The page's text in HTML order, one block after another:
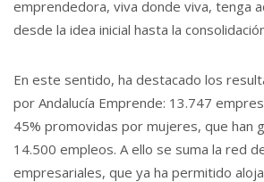
emprendedora, viva donde viva, tenga
desde la idea inicial hasta la
En este sentido, ha destacado los
por Andalucía Emprende: 13.747
45% promovidas por mujeres, que han
14.500 empleos. A ello se suma la red
empresariales, que ya ha permitido